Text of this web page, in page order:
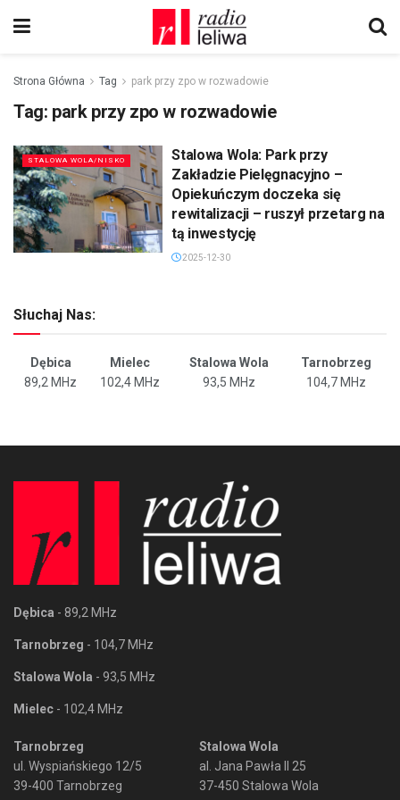
Strona Główna Tag park przy zpo w rozwadowie
Tag: park przy zpo w rozwadowie
STALOWA WOLA/NISKO
Stalowa Wola: Park przy
Zakładzie Pielęgnacyjno –
Opiekuńczym doczeka się
rewitalizacji – ruszył przetarg na
tą inwestycję
2025-12-30
Słuchaj Nas:
Dębica Mielec Stalowa Wola
Tarnobrzeg
89,2 MHz
102,4 MHz 93,5 MHz 104,7 MHz
Dębica - 89,2 MHz
Tarnobrzeg - 104,7 MHz
Stalowa Wola - 93,5 MHz
Mielec - 102,4 MHz
Tarnobrzeg
ul. Wyspiańskiego 12/5
39-400 Tarnobrzeg
Stalowa Wola
al. Jana Pawła II 25
37-450 Stalowa Wola